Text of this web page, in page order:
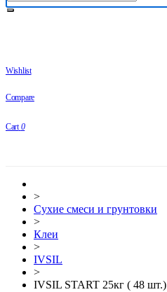
Wishlist
Compare
Cart 0
>
Сухие смеси и грунтовки
>
Клеи
>
IVSIL
>
IVSIL START 25кг ( 48 шт.)